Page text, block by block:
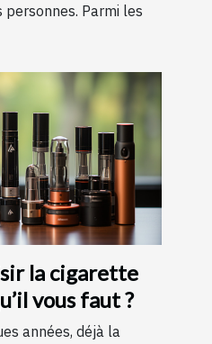
Parmi les
la cigarette
vous faut ?
années, déjà la